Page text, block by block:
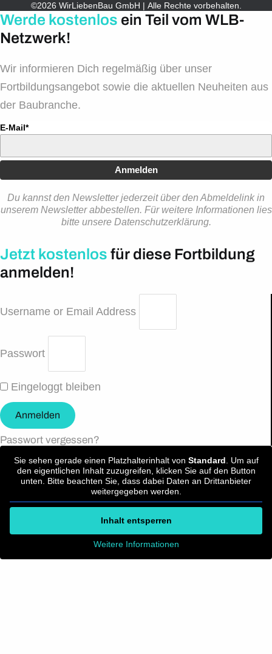
©2026 WirLiebenBau GmbH | Alle Rechte vorbehalten.
Werde kostenlos ein Teil vom WLB-
Netzwerk!
Wir informieren Dich regelmäßig über unser
Fortbildungsangebot sowie die aktuellen Neuheiten aus
der Baubranche.
E-Mail*
Anmelden
Du kannst den Newsletter jederzeit über den Abmeldelink in
unserem Newsletter abbestellen. Für weitere Informationen lies
bitte unsere Datenschutzerklärung.
Jetzt kostenlos für diese Fortbildung
anmelden!
Username or Email Address
Passwort
Eingeloggt bleiben
Anmelden
Passwort vergessen?
Sie sehen gerade einen Platzhalterinhalt von Standard . Um auf
den eigentlichen Inhalt zuzugreifen, klicken Sie auf den Button
unten. Bitte beachten Sie, dass dabei Daten an Drittanbieter
weitergegeben werden.
Inhalt entsperren
Weitere Informationen